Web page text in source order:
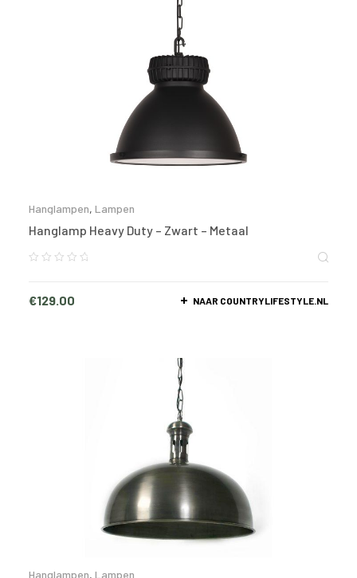
Hanglampen, Lampen
Hanglamp Heavy Duty – Zwart – Metaal
€129.00 NAAR COUNTRYLIFESTYLE.NL
Hanglampen, Lampen